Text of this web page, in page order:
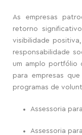
As empresas
retorno
visibilidade
responsabilidade
um amplo portfólio
para empresas
programas de
Assessoria
Assessoria